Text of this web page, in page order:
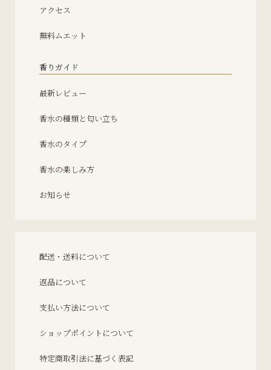
アクセス
無料ムエット
香りガイド
最新レビュー
香水の種類と匂い立ち
香水のタイプ
香水の楽しみ方
お知らせ
配送・送料について
返品について
支払い方法について
ショップポイントについて
特定商取引法に基づく表記